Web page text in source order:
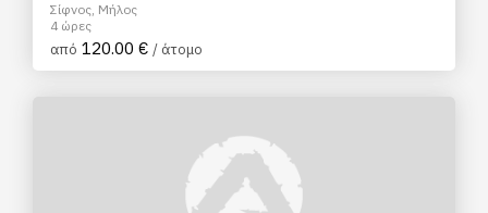
Σίφνος, Μήλος
4 ώρες
από 120.00 € / άτομο